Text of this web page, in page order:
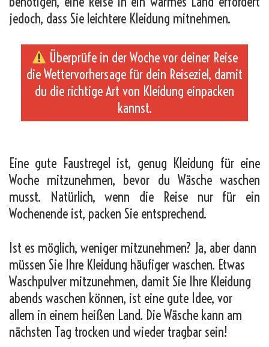
jedoch, dass Sie leichtere Kleidung mitnehmen.
Überprüfe in der Woche vor deiner Reise
die Wettervorhersage für dein Reiseziel, damit
du die richtige Art von Kleidung einpacken
kannst.
Eine gute Faustregel ist, genug Kleidung für eine
Woche mitzunehmen, bevor du Wäsche waschen
musst. Natürlich, wenn die Reise nur für ein
Wochenende ist, packen Sie entsprechend.
Ist es möglich, weniger mitzunehmen? Ja, aber dann
müssen Sie Ihre Kleidung häufiger waschen. Etwas
Waschpulver mitzunehmen, damit Sie Ihre Kleidung
abends waschen können, ist eine gute Idee, vor
allem in einem heißen Land. Die Wäsche kann am
nächsten Tag trocken und wieder tragbar sein!